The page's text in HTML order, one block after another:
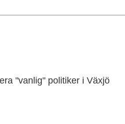
"vanlig" politiker i Växjö